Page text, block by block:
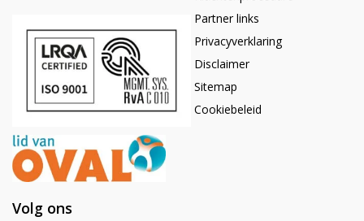
Partner links
Privacyverklaring
Disclaimer
Sitemap
Cookiebeleid
Volg ons